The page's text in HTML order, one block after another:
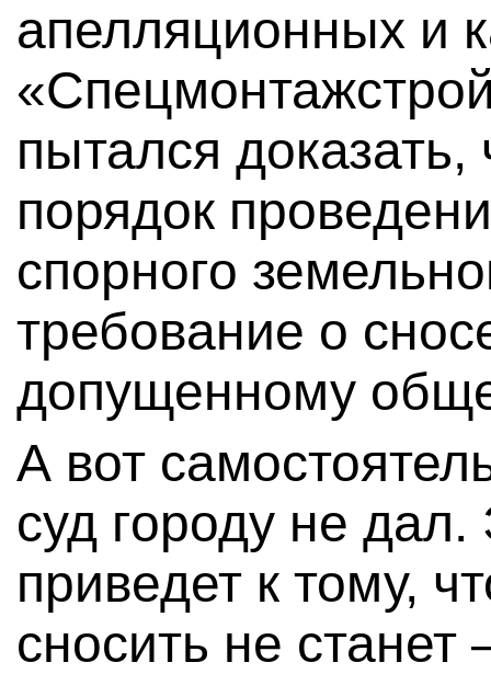
апелляционных и
пытался
порядок
спорного
требование о
допущенному
А вот
суд городу не дал.
приведет к тому,
сносить не